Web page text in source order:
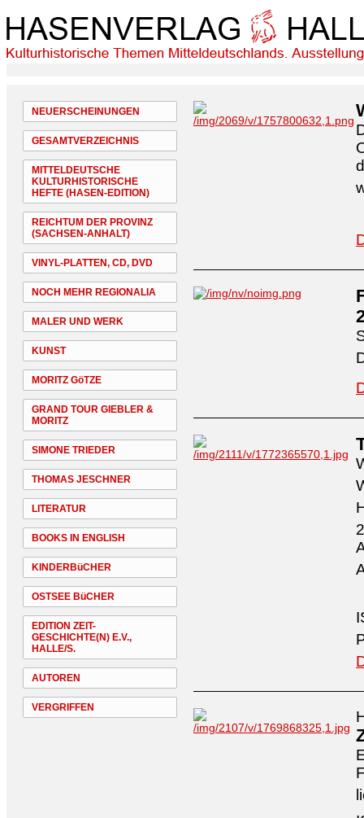
NEUERSCHEINUNGEN
GESAMTVERZEICHNIS
MITTELDEUTSCHE
KULTURHISTORISCHE
HEFTE (HASEN-EDITION)
REICHTUM DER PROVINZ
(SACHSEN-ANHALT)
VINYL-PLATTEN, CD, DVD
NOCH MEHR REGIONALIA
MALER UND WERK
KUNST
MORITZ GöTZE
GRAND TOUR GIEBLER &
MORITZ
SIMONE TRIEDER
THOMAS JESCHNER
LITERATUR
BOOKS IN ENGLISH
KINDERBüCHER
OSTSEE BüCHER
EDITION ZEIT-
GESCHICHTE(N) E.V.,
HALLE/S.
AUTOREN
VERGRIFFEN